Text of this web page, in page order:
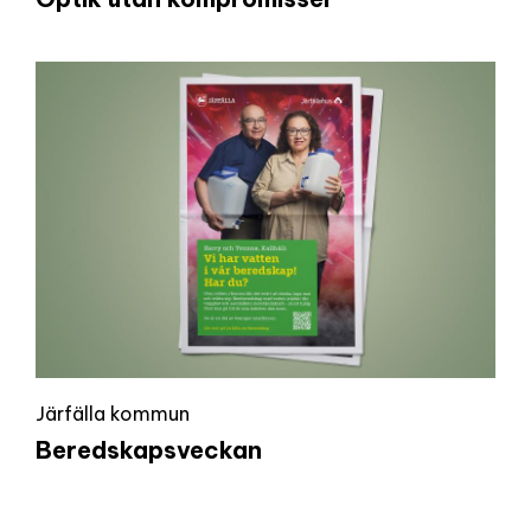
Järfälla kommun
Beredskapsveckan